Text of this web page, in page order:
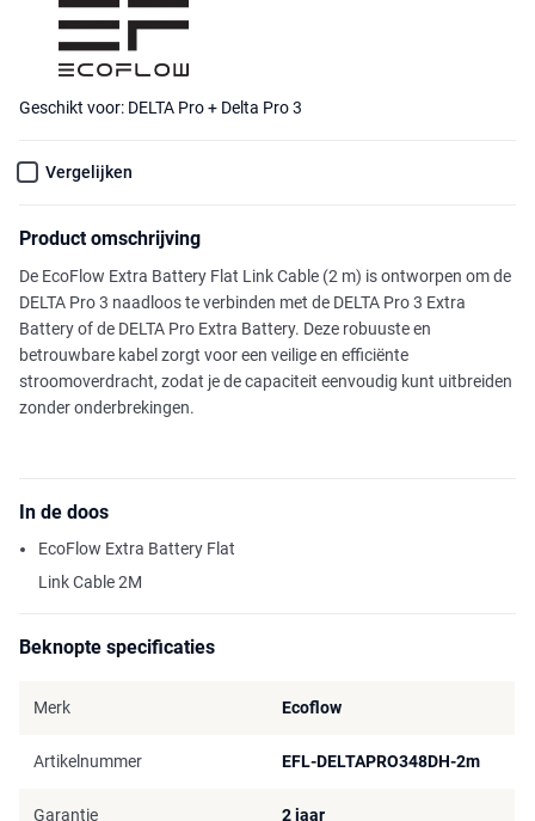
Geschikt voor: DELTA Pro + Delta Pro 3
Vergelijken
Product omschrijving
De EcoFlow Extra Battery Flat Link Cable (2 m) is ontworpen om de
DELTA Pro 3 naadloos te verbinden met de DELTA Pro 3 Extra
Battery of de DELTA Pro Extra Battery. Deze robuuste en
betrouwbare kabel zorgt voor een veilige en efficiënte
stroomoverdracht, zodat je de capaciteit eenvoudig kunt uitbreiden
zonder onderbrekingen.
In de doos
EcoFlow Extra Battery Flat
Link Cable 2M
Beknopte specificaties
Merk Ecoflow
Artikelnummer EFL-DELTAPRO348DH-2m
Garantie 2 jaar